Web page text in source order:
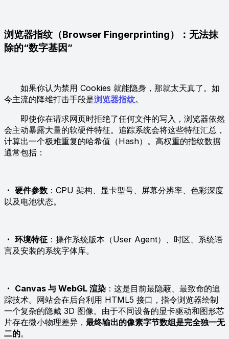
浏览器指纹（Browser Fingerprinting）：无法抹
除的“数字基因”
如果你认为禁用 Cookies 就能隐身，那就太天真了。如
今主流的降维打击手段是浏览器指纹。
即使你在请求网页时拒绝了任何文件的写入，浏览器依然
会主动暴露大量的软硬件特征。追踪系统会将这些特征汇总，
计算出一个极难重复的哈希值（Hash）。高权重的指纹数据
通常包括：
・ 硬件参数 ：CPU 架构、显卡型号、屏幕分辨率、色彩深度
以及电池状态。
・ 环境特征 ：操作系统版本（User Agent）、时区、系统语
言及安装的系统字体库。
・ Canvas 与 WebGL 渲染 ：这是目前最隐蔽、最致命的追
踪技术。网站会在后台利用 HTML5 接口，指令浏览器绘制
一个复杂的隐藏 3D 图像。由于不同设备的显卡驱动和图形芯
片存在微小物理差异， 最终输出的像素字节数组是完全独一无
二的。